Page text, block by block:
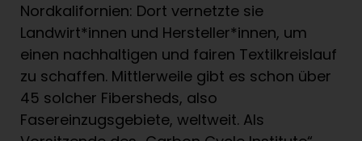
Vorgänge dabei sind – aber vor allem:
welche Alternativen es gibt. Alternativen, die
die Textilwirtschaft von Grund auf ändern:
Rohstoffe und Faserpflanzen für Textilien
werden in
regenerativer Landwirtschaft
also ohne Einsatz von Pestiziden und
Kunstdüngern, angebaut. Und die Tiere, von
Nordkalifornien: Dort vernetzte sie
Landwirt*innen und Hersteller*innen, um
einen nachhaltigen und fairen Textilkreislauf
zu schaffen. Mittlerweile gibt es schon über
45 solcher Fibersheds, also
Fasereinzugsgebiete, weltweit. Als